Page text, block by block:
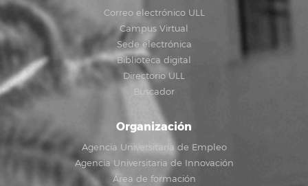
Correo electrónico ULL
Campus Virtual
Sede electrónica
Biblioteca digital
Directorio ULL
Buscador
Organización
Agencia Universitaria de Empleo
Agencia Universitaria de Innovación
Área de formación